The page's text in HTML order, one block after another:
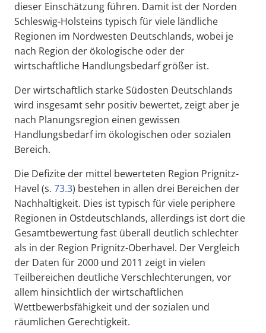
dieser Einschätzung führen. Damit ist der Norden
Schleswig-Holsteins typisch für viele ländliche
Regionen im Nordwesten Deutschlands, wobei je
nach Region der ökologische oder der
wirtschaftliche Handlungsbedarf größer ist.
Der wirtschaftlich starke Südosten Deutschlands
wird insgesamt sehr positiv bewertet, zeigt aber je
nach Planungsregion einen gewissen
Handlungsbedarf im ökologischen oder sozialen
Bereich.
Die Defizite der mittel bewerteten Region Prignitz-
Havel (s. 73.3) bestehen in allen drei Bereichen der
Nachhaltigkeit. Dies ist typisch für viele periphere
Regionen in Ostdeutschlands, allerdings ist dort die
Gesamtbewertung fast überall deutlich schlechter
als in der Region Prignitz-Oberhavel. Der Vergleich
der Daten für 2000 und 2011 zeigt in vielen
Teilbereichen deutliche Verschlechterungen, vor
allem hinsichtlich der wirtschaftlichen
Wettbewerbsfähigkeit und der sozialen und
räumlichen Gerechtigkeit.